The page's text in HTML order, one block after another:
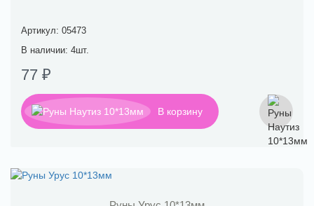
Артикул: 05473
В наличии: 4шт.
77 ₽
В корзину